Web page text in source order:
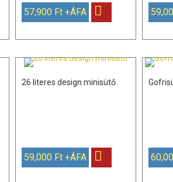
57,900 Ft +ÁFA
26 literes design minisütő
59,000 Ft +ÁFA